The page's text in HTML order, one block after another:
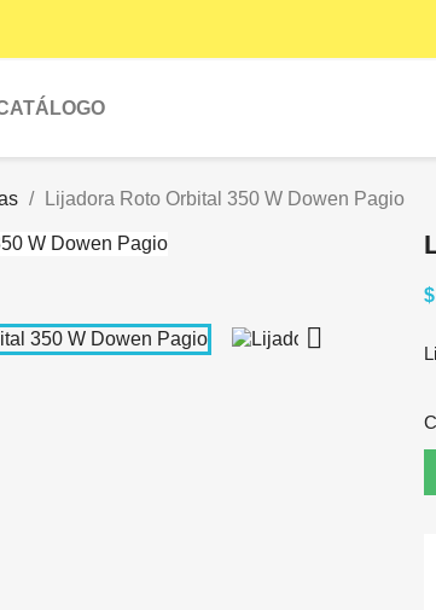
Lijadora Roto Orbital 350 W Dowen Pagio
